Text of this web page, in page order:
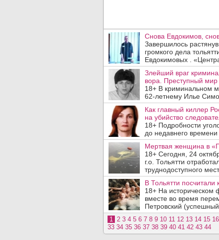
Снова Евдокимов,
Завершилось
громкого дела
Евдокимовых .
Злейший враг
вора. Преступный
18+ В криминальном
62-летнему Илье
Как главный киллер
на убийство
18+ Подробности
до недавнего
Мертвая женщина в
18+ Сегодня, 24
г.о. Тольятти
труднодоступного
В Тольятти посчитали
18+ На историческом
вместе во время
Петровский
1 2 3 4 5 6 7 8 9 10 11 12 13 14 15 16
33 34 35 36 37 38 39 40 41 42 43 44